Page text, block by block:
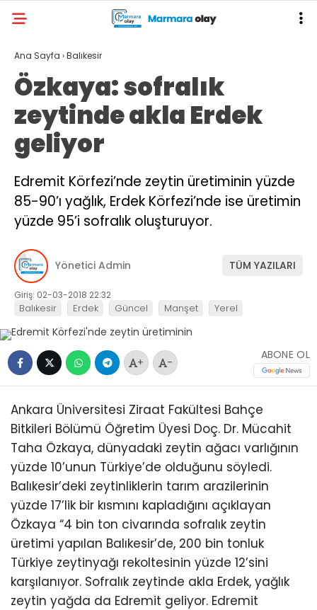
Ana Sayfa ›Balıkesir
Özkaya: sofralık
zeytinde akla Erdek
geliyor
Edremit Körfezi’nde zeytin üretiminin yüzde
85-90’ı yağlık, Erdek Körfezi’nde ise üretimin
yüzde 95’i sofralık oluşturuyor.
Yönetici Admin TÜM YAZILARI
Giriş: 02-03-2018 22:32
Balıkesir Erdek Güncel Manşet Yerel
+ -
ABONE OL
Ankara Üniversitesi Ziraat Fakültesi Bahçe
Bitkileri Bölümü Öğretim Üyesi Doç. Dr. Mücahit
Taha Özkaya, dünyadaki zeytin ağacı varlığının
yüzde 10’unun Türkiye’de olduğunu söyledi.
Balıkesir’deki zeytinliklerin tarım arazilerinin
yüzde 17’lik bir kısmını kapladığını açıklayan
Özkaya “4 bin ton civarında sofralık zeytin
üretimi yapılan Balıkesir’de, 200 bin tonluk
Türkiye zeytinyağı rekoltesinin yüzde 12’sini
karşılanıyor. Sofralık zeytinde akla Erdek, yağlık
zeytin yağda da Edremit geliyor. Edremit